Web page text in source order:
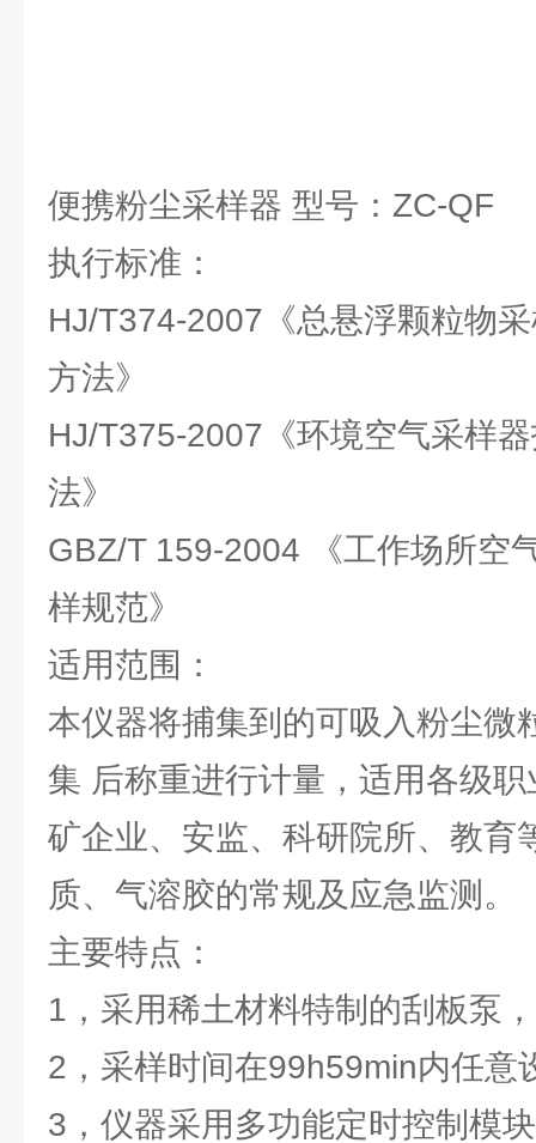
便携粉尘采样器 型号：ZC-QF
执行标准：
HJ/T374-2007《总悬浮颗粒物
方法》
HJ/T375-2007《环境空气采样
法》
GBZ/T 159-2004 《工作场所空
样规范》
适用范围：
本仪器将捕集到的可吸入粉尘微
集 后称重进行计量，适用各级
矿企业、安监、科研院所、教育
质、气溶胶的常规及应急监测。
主要特点：
1，采用稀土材料特制的刮板泵
2，采样时间在99h59min内任意
3，仪器采用多功能定时控制模